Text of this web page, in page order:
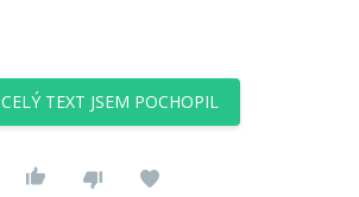
CELÝ TEXT JSEM POCHOPIL